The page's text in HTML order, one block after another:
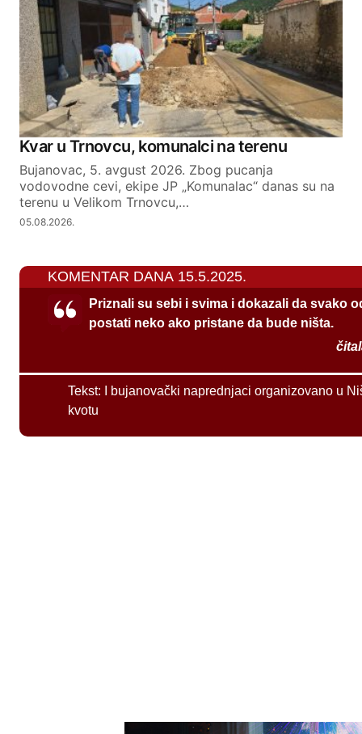
Kvar u Trnovcu, komunalci na terenu
Bujanovac, 5. avgust 2026. Zbog pucanja
vodovodne cevi, ekipe JP „Komunalac“ danas su na
terenu u Velikom Trnovcu,…
05.08.2026.
KOMENTAR DANA 15.5.2025.
Priznali su sebi i svima i dokazali da svako
postati neko ako pristane da bude ništa.
Tekst:
I bujanovački naprednjaci organizovano u
kvotu